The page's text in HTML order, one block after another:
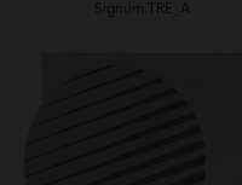
Signum.TRE_A